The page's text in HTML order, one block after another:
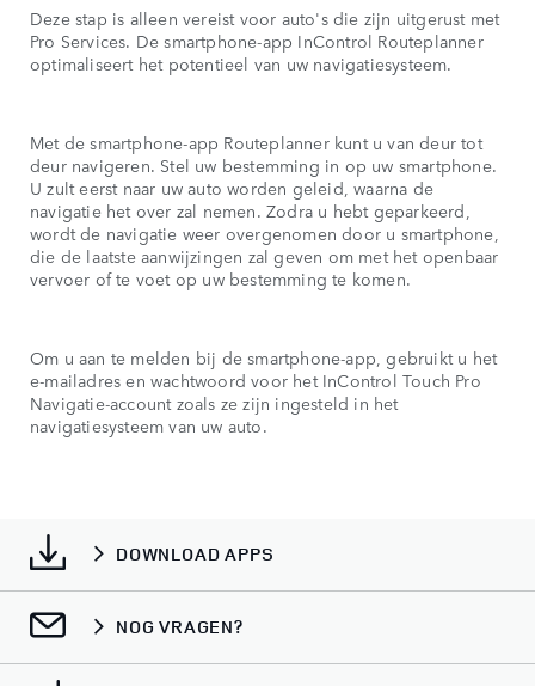
Deze stap is alleen vereist voor auto's die zijn uitgerust met
Pro Services. De smartphone-app InControl Routeplanner
optimaliseert het potentieel van uw navigatiesysteem.
Met de smartphone-app Routeplanner kunt u van deur tot
deur navigeren. Stel uw bestemming in op uw smartphone.
U zult eerst naar uw auto worden geleid, waarna de
navigatie het over zal nemen. Zodra u hebt geparkeerd,
wordt de navigatie weer overgenomen door u smartphone,
die de laatste aanwijzingen zal geven om met het openbaar
vervoer of te voet op uw bestemming te komen.
Om u aan te melden bij de smartphone-app, gebruikt u het
e-mailadres en wachtwoord voor het InControl Touch Pro
Navigatie-account zoals ze zijn ingesteld in het
navigatiesysteem van uw auto.
DOWNLOAD APPS
NOG VRAGEN?